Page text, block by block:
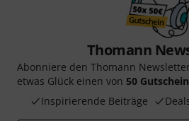
Thomann
Abonniere den Thomann
etwas Glück einen von 50
Inspirierende Beiträge